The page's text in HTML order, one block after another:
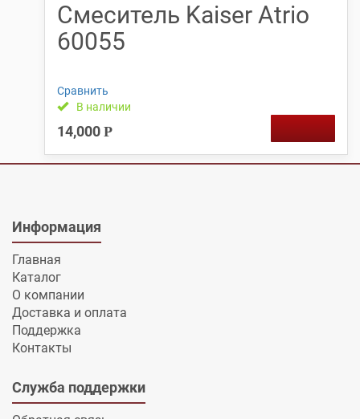
Смеситель Kaiser Atrio
60055
Сравнить
В наличии
14,000 Р
Информация
Главная
Каталог
О компании
Доставка и оплата
Поддержка
Контакты
Служба поддержки